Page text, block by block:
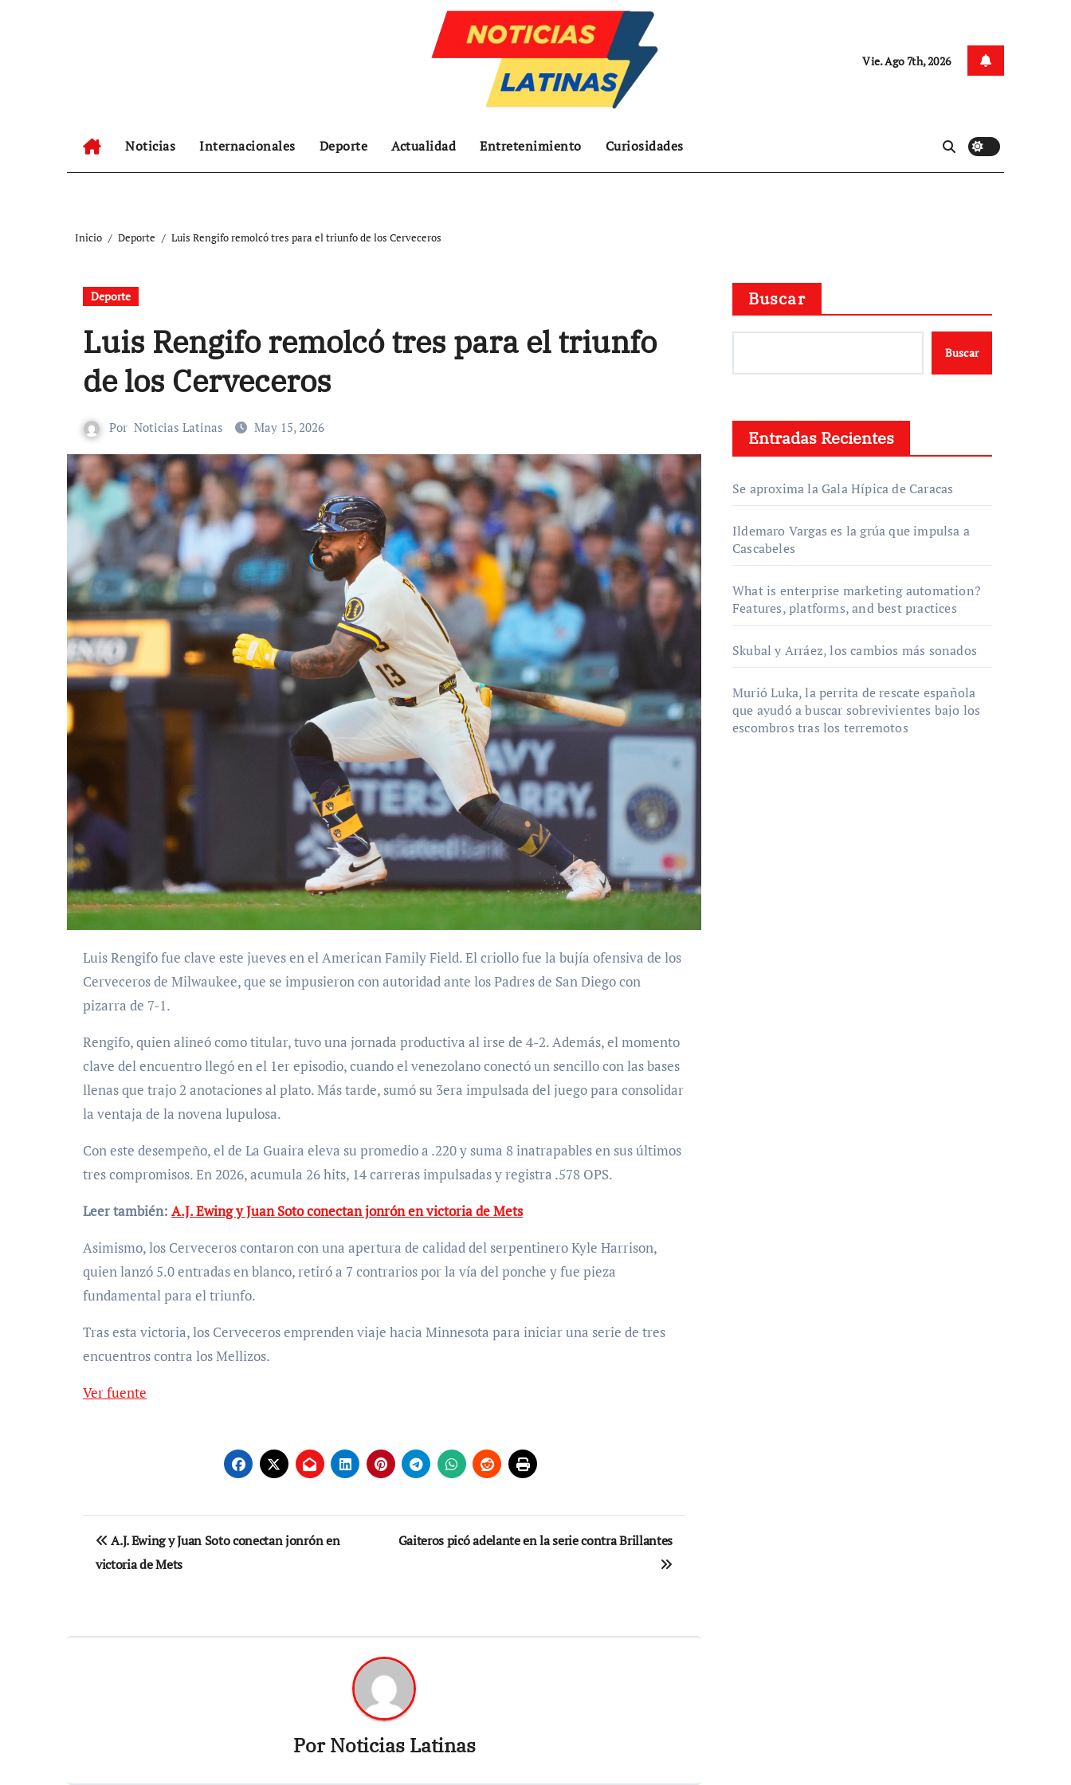
Vie. Ago 7th, 2026
Noticias Internacionales Deporte Actualidad Entretenimiento Curiosidades
Inicio Deporte Luis Rengifo remolcó tres para el triunfo de los Cerveceros
Deporte
Luis Rengifo remolcó tres para el triunfo
de los Cerveceros
Por Noticias Latinas May 15, 2026
Luis Rengifo fue clave este jueves en el American Family Field. El criollo fue la bujía ofensiva de los
Cerveceros de Milwaukee, que se impusieron con autoridad ante los Padres de San Diego con
pizarra de 7-1.
Rengifo, quien alineó como titular, tuvo una jornada productiva al irse de 4-2. Además, el momento
clave del encuentro llegó en el 1er episodio, cuando el venezolano conectó un sencillo con las bases
llenas que trajo 2 anotaciones al plato. Más tarde, sumó su 3era impulsada del juego para consolidar
la ventaja de la novena lupulosa.
Con este desempeño, el de La Guaira eleva su promedio a .220 y suma 8 inatrapables en sus últimos
tres compromisos. En 2026, acumula 26 hits, 14 carreras impulsadas y registra .578 OPS.
Leer también: A.J. Ewing y Juan Soto conectan jonrón en victoria de Mets
Asimismo, los Cerveceros contaron con una apertura de calidad del serpentinero Kyle Harrison,
quien lanzó 5.0 entradas en blanco, retiró a 7 contrarios por la vía del ponche y fue pieza
fundamental para el triunfo.
Tras esta victoria, los Cerveceros emprenden viaje hacia Minnesota para iniciar una serie de tres
encuentros contra los Mellizos.
Ver fuente
Navegación
de
A.J. Ewing y Juan Soto conectan jonrón en
victoria de Mets
Gaiteros picó adelante en la serie contra Brillantes
PorNoticias Latinas
Buscar
Buscar
Entradas Recientes
Se aproxima la Gala Hípica de Caracas
Ildemaro Vargas es la grúa que impulsa a
Cascabeles
What is enterprise marketing automation?
Features, platforms, and best practices
Skubal y Arráez, los cambios más sonados
Murió Luka, la perrita de rescate española
que ayudó a buscar sobrevivientes bajo los
escombros tras los terremotos